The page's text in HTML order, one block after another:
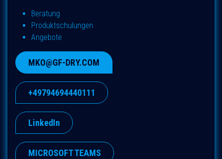
Beratung
Produktschulungen
Angebote
MKO@GF-DRY.COM
+49794694440111
LinkedIn
MICROSOFT TEAMS